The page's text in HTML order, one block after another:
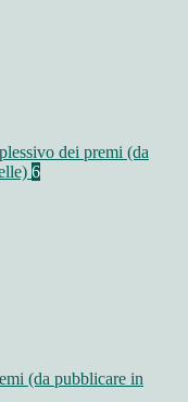
dei premi (da
6
(da pubblicare in